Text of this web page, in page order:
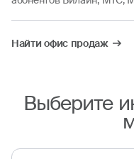
Найти офис продаж
Выберите